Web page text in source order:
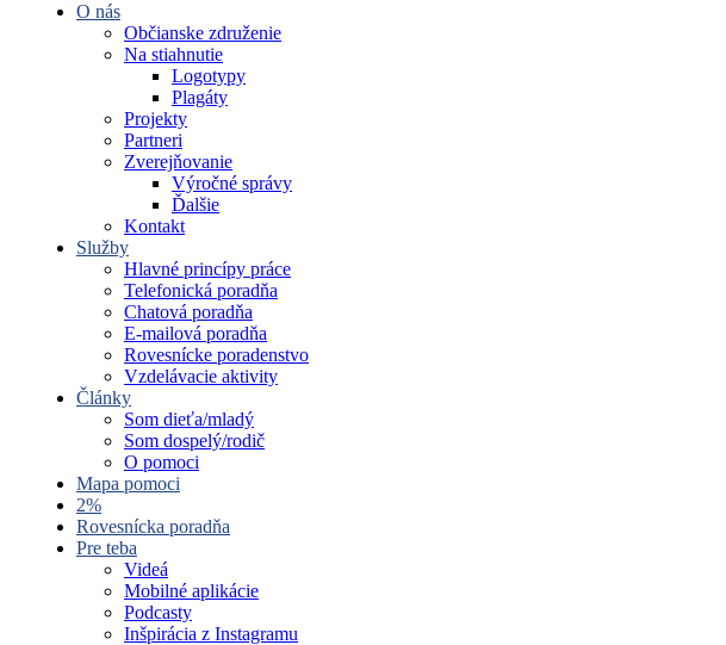
O nás
Občianske združenie
Na stiahnutie
Logotypy
Plagáty
Projekty
Partneri
Zverejňovanie
Výročné správy
Ďalšie
Kontakt
Služby
Hlavné princípy práce
Telefonická poradňa
Chatová poradňa
E-mailová poradňa
Rovesnícke poradenstvo
Vzdelávacie aktivity
Články
Som dieťa/mladý
Som dospelý/rodič
O pomoci
Mapa pomoci
2%
Rovesnícka poradňa
Pre teba
Videá
Mobilné aplikácie
Podcasty
Inšpirácia z Instagramu